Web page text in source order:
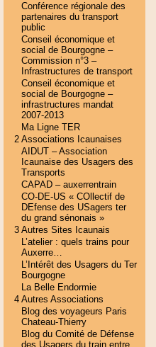
Conférence régionale des
partenaires du transport
public
Conseil économique et
social de Bourgogne –
Commission n°3 –
Infrastructures de transport
Conseil économique et
social de Bourgogne –
infrastructures mandat
2007-2013
Ma Ligne TER
2 Associations Icaunaises
AIDUT – Association
Icaunaise des Usagers des
Transports
CAPAD – auxerrentrain
CO-DE-US « COllectif de
DEfense des USagers ter
du grand sénonais »
3 Autres Sites Icaunais
L’atelier : quels trains pour
Auxerre…
L’Intérêt des Usagers du Ter
Bourgogne
La Belle Endormie
4 Autres Associations
Blog des voyageurs Paris
Chateau-Thierry
Blog du Comité de Défense
des Usagers du train entre